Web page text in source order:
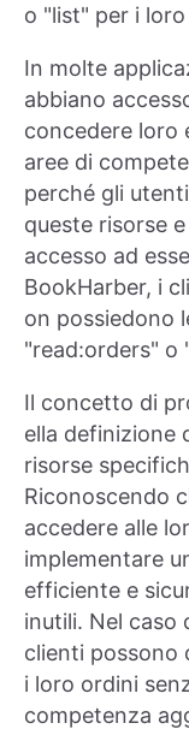
o "list" per i
In molte
abbiano
concedere loro
aree di
perché gli
queste risorse
accesso ad
BookHarber, i
on possiedono
"read:orders" o
Il concetto di
ella definizione
risorse
Riconoscendo
accedere alle
implementare
efficiente e
inutili. Nel caso
clienti possono
i loro ordini
competenza